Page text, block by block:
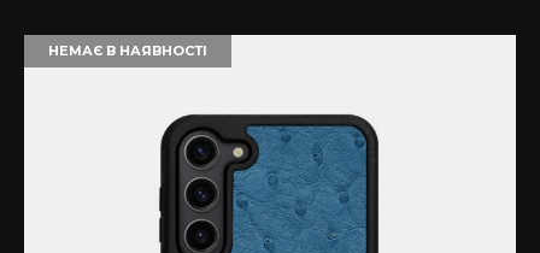
НЕМАЄ В НАЯВНОСТІ